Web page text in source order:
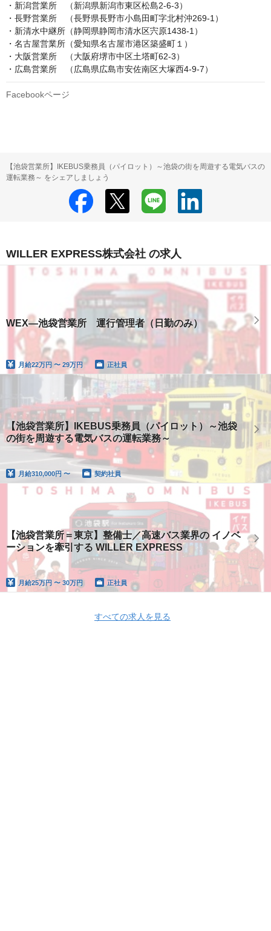
・新潟営業所　（新潟県新潟市東区松島2-6-3）
・長野営業所　（長野県長野市小島田町字北村沖269-1）
・新清水中継所（静岡県静岡市清水区宍原1438-1）
・名古屋営業所（愛知県名古屋市港区築盛町１）
・大阪営業所　（大阪府堺市中区土塔町62-3）
・広島営業所　（広島県広島市安佐南区大塚西4-9-7）
Facebookページ
【池袋営業所】IKEBUS乗務員（パイロット）～池袋の街を周遊する電気バスの
運転業務～ をシェアしましょう
WILLER EXPRESS株式会社 の求人
WEX―池袋営業所 運行管理者（日勤のみ）
月給22万円 〜 29万円 正社員
【池袋営業所】IKEBUS乗務員（パイロット）～池袋
の街を周遊する電気バスの運転業務～
月給310,000円 〜 契約社員
【池袋営業所＝東京】整備士／高速バス業界の イノベ
ーションを牽引する WILLER EXPRESS
月給25万円 〜 30万円 正社員
すべての求人を見る